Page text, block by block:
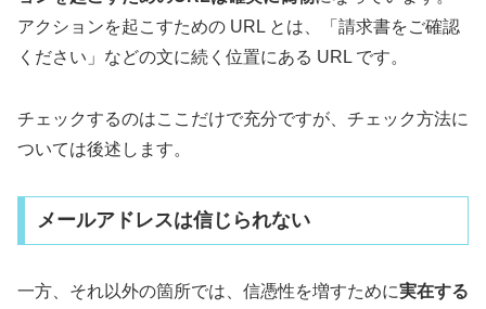
アクションを起こすための URL とは、「請求書をご確認
ください」などの文に続く位置にある URL です。
チェックするのはここだけで充分ですが、チェック方法に
ついては後述します。
メールアドレスは信じられない
一方、それ以外の箇所では、信憑性を増すために実在する